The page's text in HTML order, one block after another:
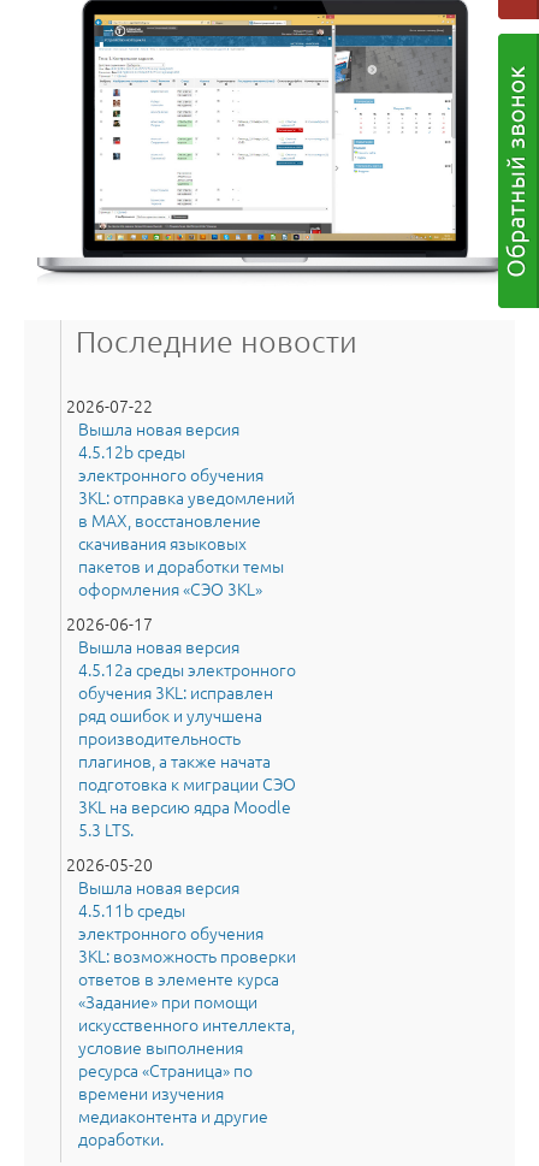
Последние новости
2026-07-22
Вышла новая версия
4.5.12b среды
электронного обучения
3KL: отправка уведомлений
в MAX, восстановление
скачивания языковых
пакетов и доработки темы
оформления «СЭО 3KL»
2026-06-17
Вышла новая версия
4.5.12a среды электронного
обучения 3KL: исправлен
ряд ошибок и улучшена
производительность
плагинов, а также начата
подготовка к миграции СЭО
3KL на версию ядра Moodle
5.3 LTS.
2026-05-20
Вышла новая версия
4.5.11b среды
электронного обучения
3KL: возможность проверки
ответов в элементе курса
«Задание» при помощи
искусственного интеллекта,
условие выполнения
ресурса «Страница» по
времени изучения
медиаконтента и другие
доработки.